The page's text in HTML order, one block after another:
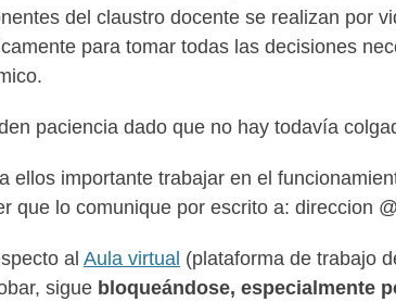
del claustro docente se realizan por
para tomar todas las decisiones
paciencia dado que no hay todavía
ellos importante trabajar en el
que lo comunique por escrito a: direccion
al Aula virtual (plataforma de trabajo
sigue bloqueándose, especialmente